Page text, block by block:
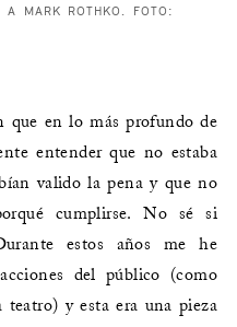
A MARK ROTHKO. FOTO:
que en lo más profundo de
entender que no estaba
valido la pena y que no
cumplirse. No sé si
estos años me he
del público (como
y esta era una pieza